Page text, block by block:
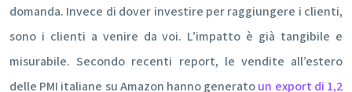
domanda. Invece di dover investire per raggiungere i clienti,
sono i clienti a venire da voi. L’impatto è già tangibile e
misurabile. Secondo recenti report, le vendite all’estero
delle PMI italiane su Amazon hanno generatoun export di 1,2